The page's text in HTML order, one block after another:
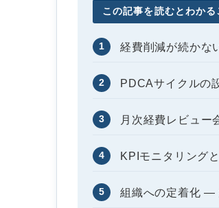
この記事を読むとわかる
1 経費削減が続かな
2 PDCAサイクルの
3 月次経費レビュ
4 KPIモニタリング
5 組織への定着化 ―